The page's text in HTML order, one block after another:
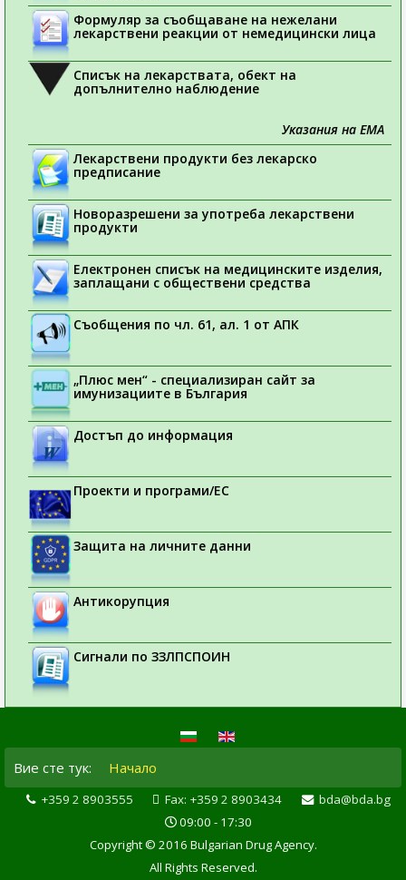
Формуляр за съобщаване на нежелани
лекарствени реакции от немедицински лица
Списък на лекарствата, обект на
допълнително наблюдение
Указания на ЕМА
Лекарствени продукти без лекарско
предписание
Новоразрешени за употреба лекарствени
продукти
Електронен списък на медицинските изделия,
заплащани с обществени средства
Съобщения по чл. 61, ал. 1 от АПК
„Плюс мен“ - специализиран сайт за
имунизациите в България
Достъп до информация
Проекти и програми/ЕС
Защита на личните данни
Антикорупция
Сигнали по ЗЗЛПСПОИН
Вие сте тук: Начало
+359 2 8903555 Fax: +359 2 8903434
bda@bda.bg
09:00 - 17:30
Copyright © 2016 Bulgarian Drug Agency.
All Rights Reserved.